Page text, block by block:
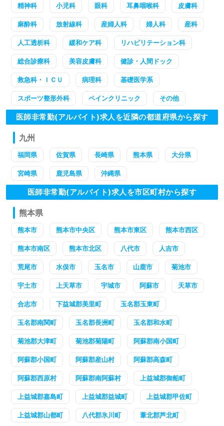
精神科 小児科 眼科 耳鼻咽喉科 皮膚科
麻酔科 放射線科 産婦人科 婦人科 産科
人工透析科 緩和ケア科 リハビリテーション科
総合診療科 美容皮膚科 健診・人間ドック
救急科・ＩＣＵ 病理科 基礎医学系
スポーツ整形外科 ペインクリニック その他
医師非常勤(アルバイト)求人を近隣の都道府県から探す
九州
福岡県 佐賀県 長崎県 熊本県 大分県
宮崎県 鹿児島県 沖縄県
医師非常勤(アルバイト)求人を市区町村から探す
熊本県
熊本市 熊本市中央区 熊本市東区 熊本市西区
熊本市南区 熊本市北区 八代市 人吉市
荒尾市 水俣市 玉名市 山鹿市 菊池市
宇土市 上天草市 宇城市 阿蘇市 天草市
合志市 下益城郡美里町 玉名郡玉東町
玉名郡南関町 玉名郡長洲町 玉名郡和水町
菊池郡大津町 菊池郡菊陽町 阿蘇郡南小国町
阿蘇郡小国町 阿蘇郡産山村 阿蘇郡高森町
阿蘇郡西原村 阿蘇郡南阿蘇村 上益城郡御船町
上益城郡嘉島町 上益城郡益城町 上益城郡甲佐町
上益城郡山都町 八代郡氷川町 葦北郡芦北町